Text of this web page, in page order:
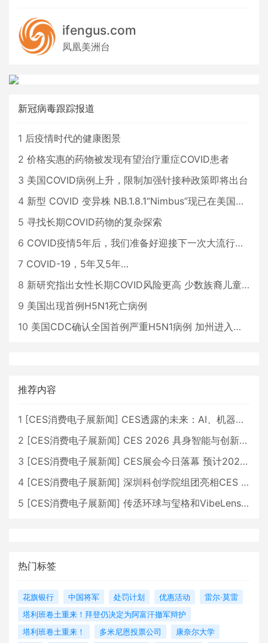
ifengus.com
凤凰美洲台
新冠病毒跟踪报道
1 后疫情时代的健康图景
2 价格实惠的药物被发现有望治疗重症COVID患者
3 美国COVID病例上升，限制加强针接种政策即将出台
4 新型 COVID 变异株 NB.1.8.1“Nimbus”现已在美国占据主导地位
5 寻找长期COVID药物的复杂探索
6 COVID疫情5年后，我们准备好迎接下一次大流行了吗？
7 COVID-19，5年又5年…
8 新研究指出女性长期COVID风险更高 少数族裔儿童存在差异
9 美国出现首例H5N1死亡病例
10 美国CDC确认全国首例严重H5N1病例 加州进入紧急状态
推荐内容
1 [CES消费电子展新闻] CES透露的未来：AI、机器人与智能生活大爆发
2 [CES消费电子展新闻] CES 2026 具身智能与创新领域 中国公司大放异彩
3 [CES消费电子展新闻] CES展会今日落幕 预计2026行业收入将超五千亿美元
4 [CES消费电子展新闻] 深圳科创学院组团亮相CES 广受好评
5 [CES消费电子展新闻] 传丞环球与玺格和VibeLens共同推出全新耳机
热门标签
花旗银行 中国将军 处罚计划 优惠活动
雷尔·莫雷
塔利班卷土重来！拜登仍决定为阿富汗撤军辩护
塔利班卷土重来！
多米尼恩投票公司
康奈尔大学